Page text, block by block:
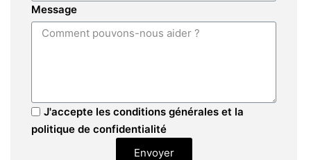
Message
J'accepte les conditions générales et la
politique de confidentialité
Envoyer